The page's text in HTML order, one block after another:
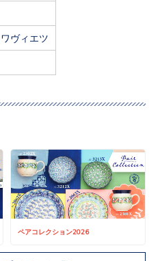
ヴィエツ
ペアコレクション2026